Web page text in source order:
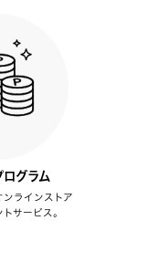
ログラム
ラインストア
サービス。